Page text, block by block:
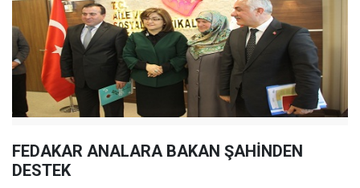
FEDAKAR ANALARA BAKAN ŞAHİNDEN
DESTEK